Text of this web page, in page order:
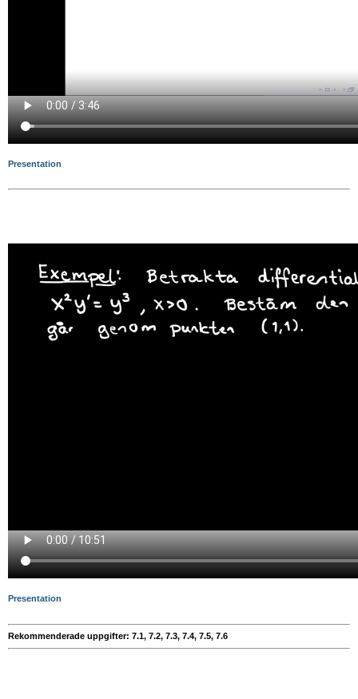
Presentation
Presentation
Rekommenderade uppgifter: 7.1, 7.2, 7.3, 7.4, 7.5, 7.6